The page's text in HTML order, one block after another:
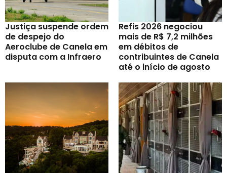
Justiça suspende ordem
de despejo do
Aeroclube de Canela em
disputa com a Infraero
Refis 2026 negociou
mais de R$ 7,2 milhões
em débitos de
contribuintes de Canela
até o início de agosto